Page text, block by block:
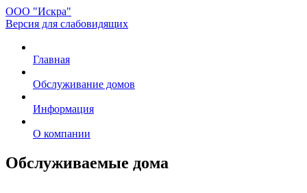
ООО "Искра"
Версия для слабовидящих
Главная
Обслуживание домов
Информация
О компании
Обслуживаемые дома